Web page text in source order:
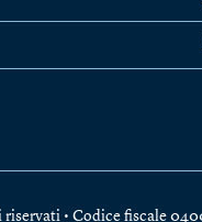
• Codice fiscale